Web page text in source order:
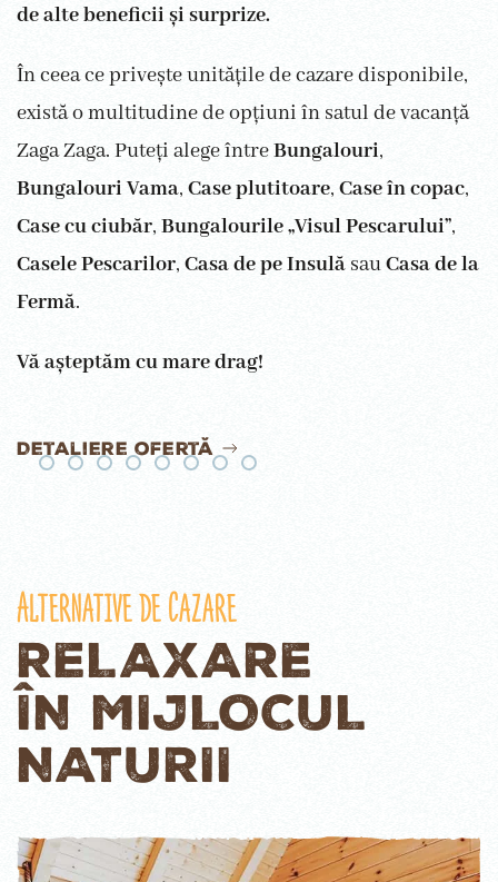
de alte beneficii și surprize.
În ceea ce privește unitățile de cazare disponibile,
există o multitudine de opțiuni în satul de vacanță
Zaga Zaga. Puteți alege întreBungalouri,
Bungalouri Vama, Case plutitoare, Case în copac,
Case cu ciubăr, Bungalourile „Visul Pescarului”,
Casele Pescarilor, Casa de pe Insulă sauCasa de la
Fermă.
Vă așteptăm cu mare drag!
Detaliere ofertă
Alternative de Cazare
RELAXARE
ÎN MIJLOCUL
NATURII